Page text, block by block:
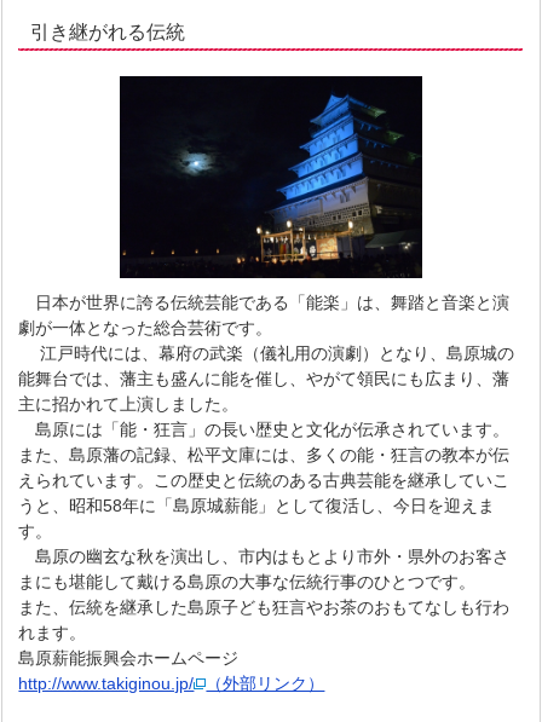
引き継がれる伝統
日本が世界に誇る伝統芸能である「能楽」は、舞踏と音楽と演
劇が一体となった総合芸術です。
江戸時代には、幕府の武楽（儀礼用の演劇）となり、島原城の
能舞台では、藩主も盛んに能を催し、やがて領民にも広まり、藩
主に招かれて上演しました。
島原には「能・狂言」の長い歴史と文化が伝承されています。
また、島原藩の記録、松平文庫には、多くの能・狂言の教本が伝
えられています。この歴史と伝統のある古典芸能を継承していこ
うと、昭和58年に「島原城薪能」として復活し、今日を迎えま
す。
島原の幽玄な秋を演出し、市内はもとより市外・県外のお客さ
まにも堪能して戴ける島原の大事な伝統行事のひとつです。
また、伝統を継承した島原子ども狂言やお茶のおもてなしも行わ
れます。
島原薪能振興会ホームページ
http://www.takiginou.jp/
（外部リンク）